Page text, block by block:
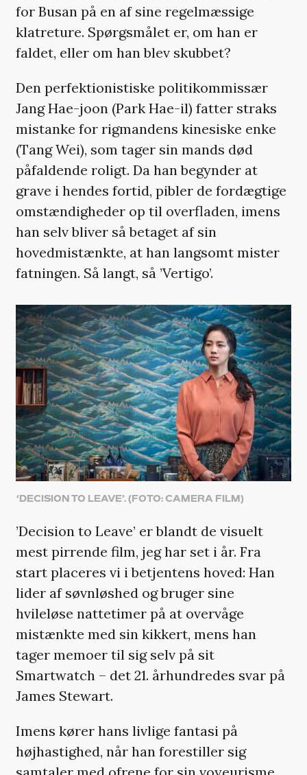
for Busan på en af sine regelmæssige
klatreture. Spørgsmålet er, om han er
faldet, eller om han blev skubbet?
Den perfektionistiske politikommissær
Jang Hae-joon (Park Hae-il) fatter straks
mistanke for rigmandens kinesiske enke
(Tang Wei), som tager sin mands død
påfaldende roligt. Da han begynder at
grave i hendes fortid, pibler de fordægtige
omstændigheder op til overfladen, imens
han selv bliver så betaget af sin
hovedmistænkte, at han langsomt mister
fatningen. Så langt, så ’Vertigo’.
‘DECISION TO LEAVE’. (FOTO: CAMERA FILM)
’Decision to Leave’ er blandt de visuelt
mest pirrende film, jeg har set i år. Fra
start placeres vi i betjentens hoved: Han
lider af søvnløshed og bruger sine
hvileløse nattetimer på at overvåge
mistænkte med sin kikkert, mens han
tager memoer til sig selv på sit
Smartwatch – det 21. århundredes svar på
James Stewart.
Imens kører hans livlige fantasi på
højhastighed, når han forestiller sig